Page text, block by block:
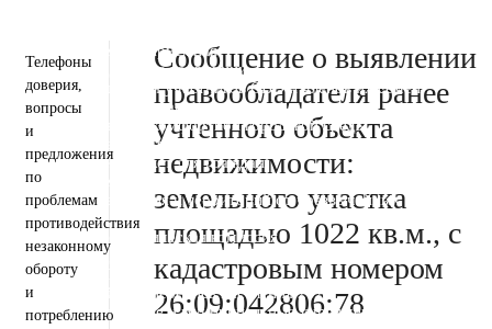
Общественная приемная
Противодействие коррупции
Информация для участников СВО и членов их семей
Полезная информация
Формирование комфортной городской среды
Муниципальная служба
Открытые данные
Открытый бюджет для граждан
Общественный совет
Защита населения и территорий от чрезвычайных
ситуаций
Антитеррористическая комиссия
Противодействие экстремизму и терроризму
Вестник ТМО
Всероссийская перепись населения 2021
Государственные и муниципальные учреждения
Телефоны
доверия,
вопросы
и
предложения
по
проблемам
противодействия
незаконному
обороту
и
потреблению
Сообщение о выявлении
правообладателя ранее
учтенного объекта
недвижимости:
земельного участка
площадью 1022 кв.м., с
кадастровым номером
26:09:042806:78